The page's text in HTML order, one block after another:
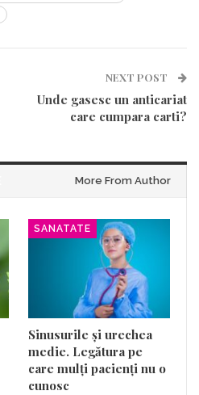
NEXT POST
Unde gasesc un anticariat
care cumpara carti?
More From Author
SANATATE
Sinusurile și urechea
medie. Legătura pe
care mulți pacienți nu o
cunosc